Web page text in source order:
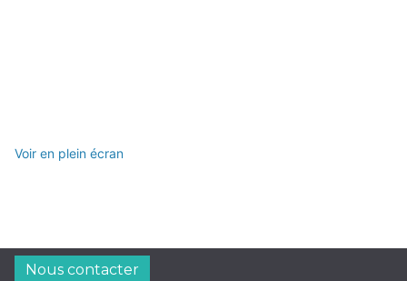
Voir en plein écran
Nous contacter